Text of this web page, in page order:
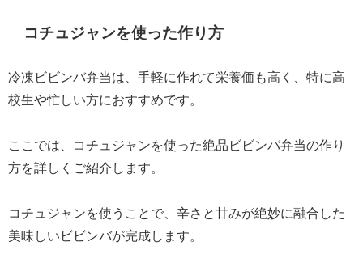
コチュジャンを使った作り方
冷凍ビビンバ弁当は、手軽に作れて栄養価も高く、特に高
校生や忙しい方におすすめです。
ここでは、コチュジャンを使った絶品ビビンバ弁当の作り
方を詳しくご紹介します。
コチュジャンを使うことで、辛さと甘みが絶妙に融合した
美味しいビビンバが完成します。